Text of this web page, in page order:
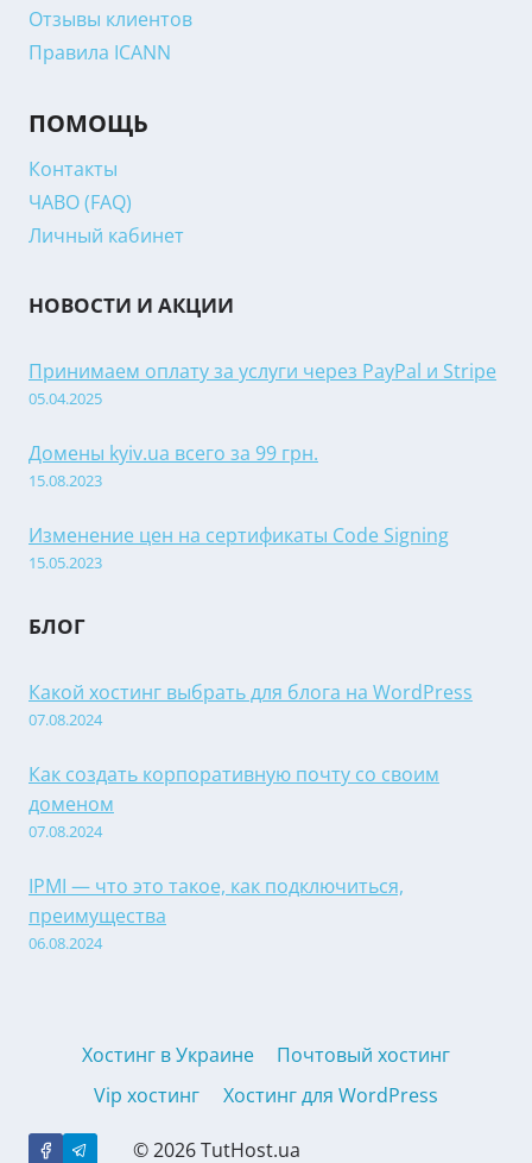
Отзывы клиентов
Правила ICANN
ПОМОЩЬ
Контакты
ЧАВО (FAQ)
Личный кабинет
НОВОСТИ И АКЦИИ
Принимаем оплату за услуги через PayPal и Stripe
05.04.2025
Домены kyiv.ua всего за 99 грн.
15.08.2023
Изменение цен на сертификаты Code Signing
15.05.2023
БЛОГ
Какой хостинг выбрать для блога на WordPress
07.08.2024
Как создать корпоративную почту со своим
доменом
07.08.2024
IPMI — что это такое, как подключиться,
преимущества
06.08.2024
Хостинг в Украине
Почтовый хостинг
Vip хостинг
Хостинг для WordPress
© 2026 TutHost.ua